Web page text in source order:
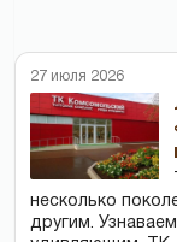
27 июля 2026
несколько
другим.